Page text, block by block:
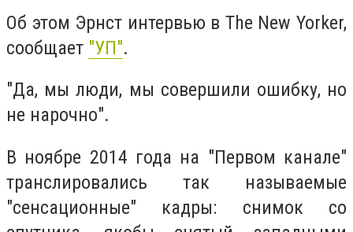
Об этом Эрнст интервью в The New Yorker,
сообщает "УП".
"Да, мы люди, мы совершили ошибку, но
не нарочно".
В ноябре 2014 года на "Первом канале"
транслировались так называемые
"сенсационные" кадры: снимок со